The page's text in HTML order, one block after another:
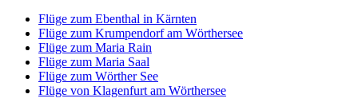
Flüge zum Ebenthal in Kärnten
Flüge zum Krumpendorf am Wörthersee
Flüge zum Maria Rain
Flüge zum Maria Saal
Flüge zum Wörther See
Flüge von Klagenfurt am Wörthersee